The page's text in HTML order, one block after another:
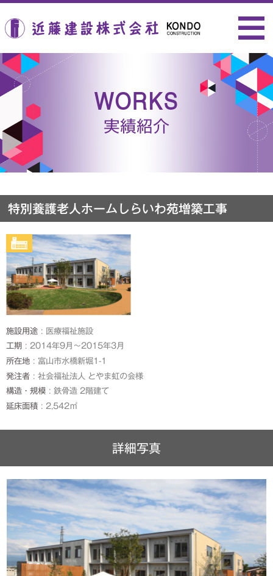
WORKS
実績紹介
特別養護老人ホームしらいわ苑増築工事
施設用途
医療福祉施設
工期
2014年9月～2015年3月
所在地
富山市水橋新堀1-1
発注者
社会福祉法人 とやま虹の会様
構造・規模
鉄骨造 2階建て
延床面積
2,542㎡
詳細写真